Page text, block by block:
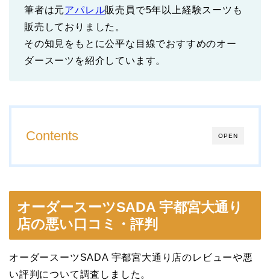
筆者は元アパレル販売員で5年以上経験スーツも
販売しておりました。
その知見をもとに公平な目線でおすすめのオー
ダースーツを紹介しています。
OPEN
Contents
オーダースーツSADA 宇都宮大通り
店の悪い口コミ・評判
オーダースーツSADA 宇都宮大通り店のレビューや悪
い評判について調査しました。